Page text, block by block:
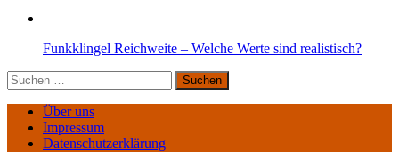
Funkklingel Reichweite – Welche Werte sind realistisch?
Suchen
nach:
Über uns
Impressum
Datenschutzerklärung